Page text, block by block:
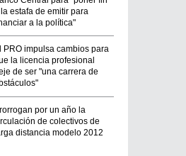
estafa de emitir para
a la política"
PRO impulsa cambios para
la licencia profesional
de ser "una carrera de
por un año la
de colectivos de
distancia modelo 2012